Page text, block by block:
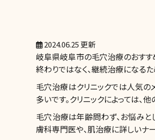
2024.06.25 更新
岐阜県岐阜市の毛穴治療のおすす
終わりではなく、継続治療になる
毛穴治療はクリニックでは人気の
多いです。クリニックによっては、
毛穴治療は年齢問わず、お悩みと
膚科専門医や、肌治療に詳しいナ